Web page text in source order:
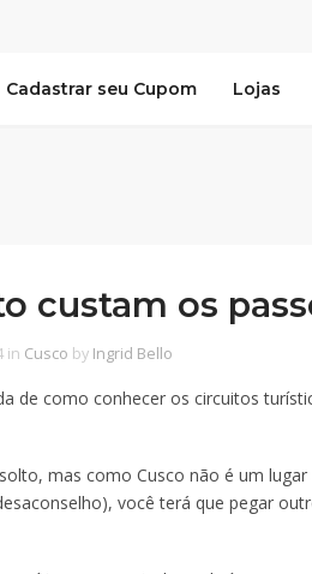
Cadastrar seu Cupom Lojas
custam os
in Cusco by Ingrid Bello
de como conhecer os circuitos
mas como Cusco não é um
você terá que pegar